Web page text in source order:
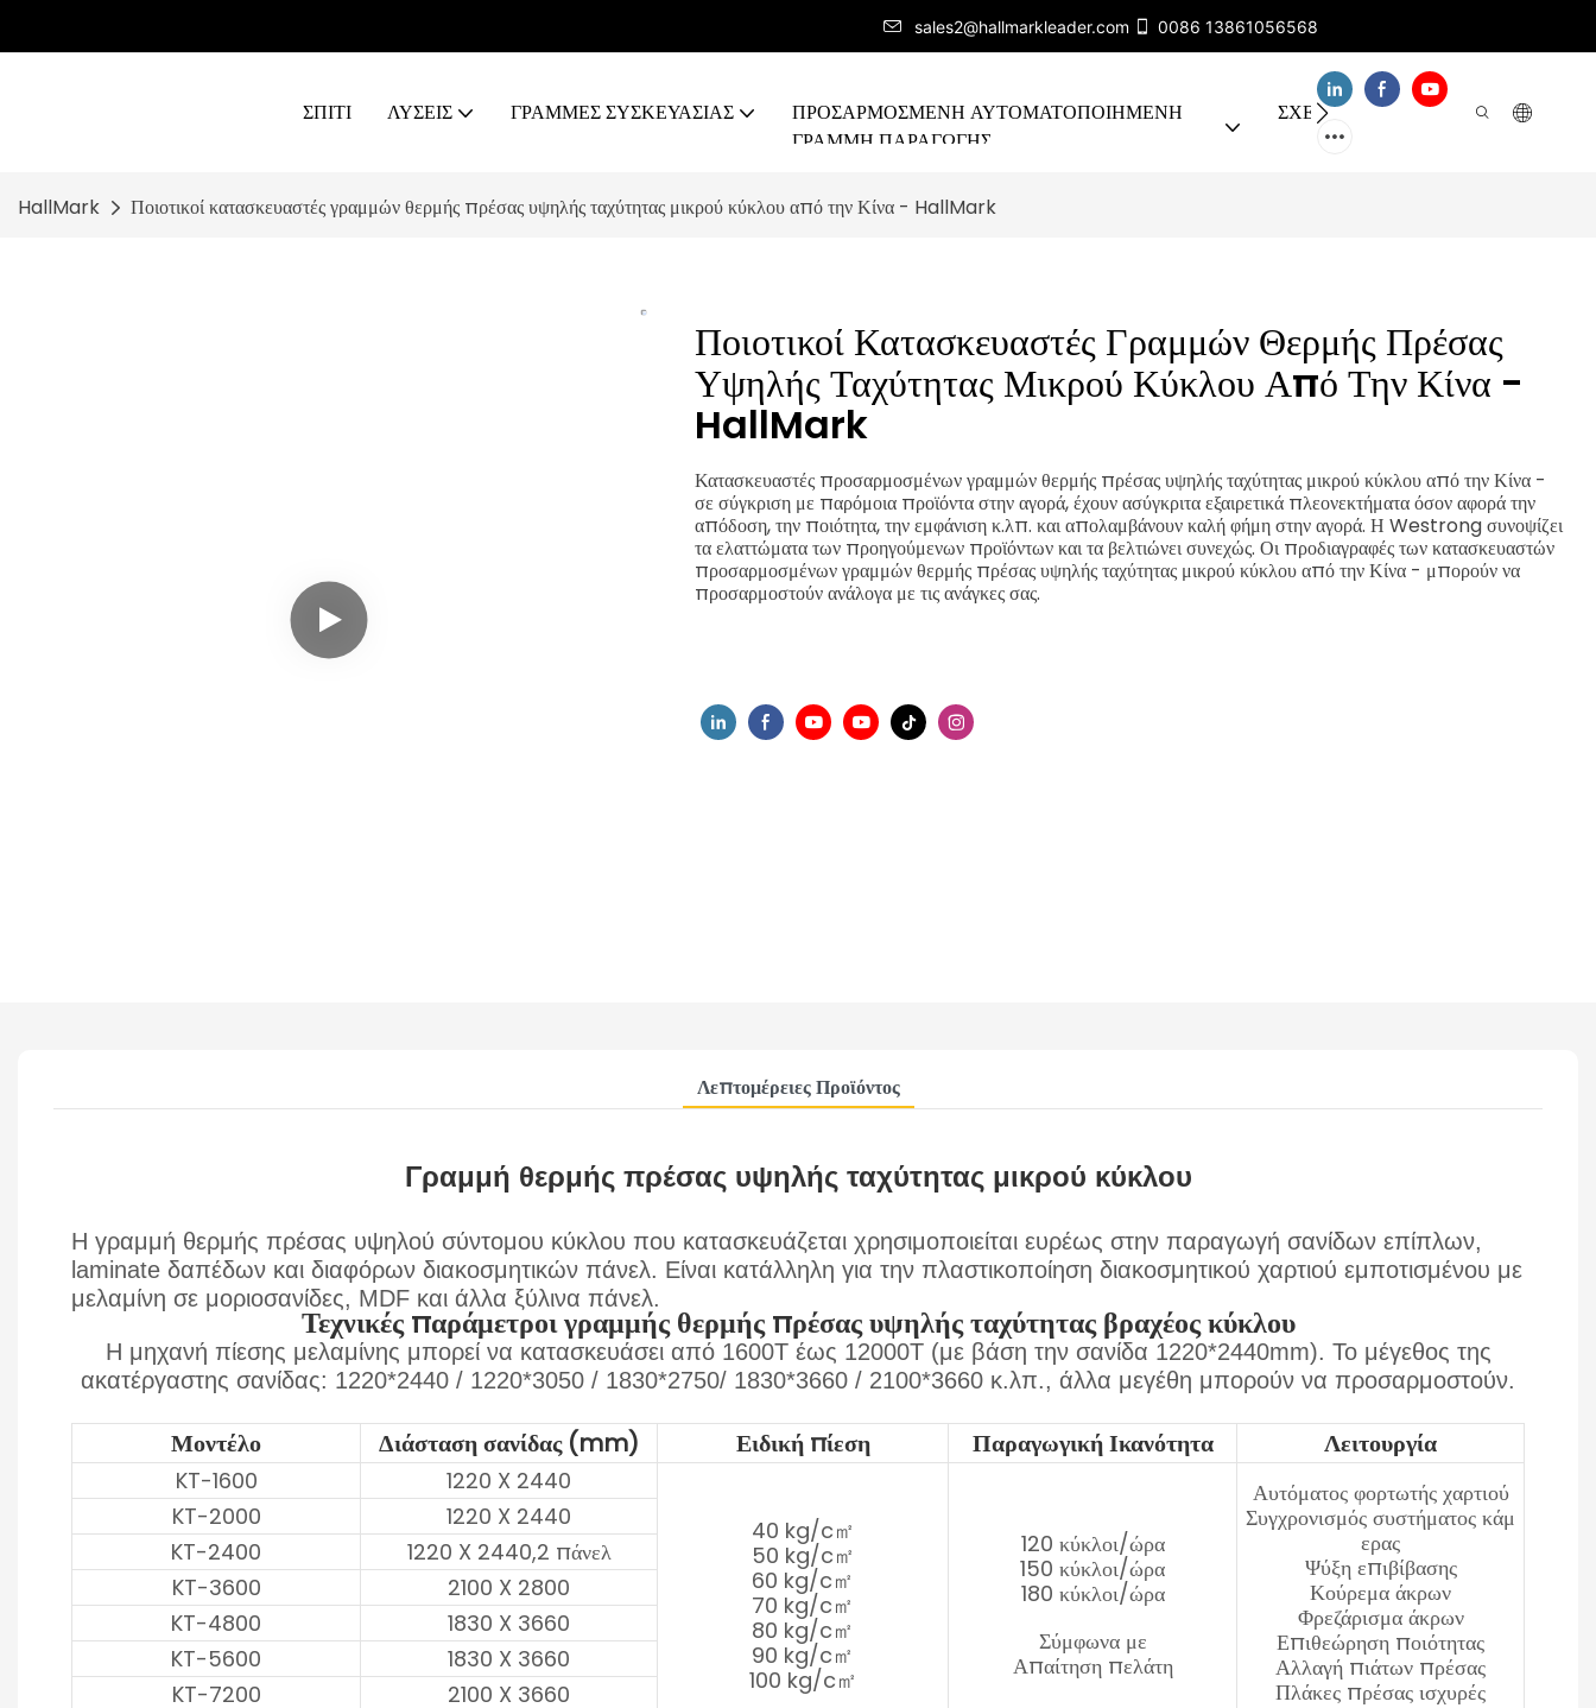
sales2@hallmarkleader.com 0086 13861056568
ΣΠΊΤΙ ΛΥΣΕΙΣ ΓΡΑΜΜΕΣ ΣΥΣΚΕΥΑΣΙΑΣ
ΠΡΟΣΑΡΜΟΣΜΈΝΗ ΑΥΤΟΜΑΤΟΠΟΙΗΜΈΝΗ
ΓΡΑΜΜΉ ΠΑΡΑΓΩΓΉΣ
ΣΧΕΤΙΚΑ ΜΕ ΕΜΑΣ
HallMark Ποιοτικοί κατασκευαστές γραμμών θερμής πρέσας υψηλής ταχύτητας μικρού κύκλου από την Κίνα - HallMark
Ποιοτικοί Κατασκευαστές Γραμμών Θερμής Πρέσας
Υψηλής Ταχύτητας Μικρού Κύκλου Από Την Κίνα -
HallMark
Κατασκευαστές προσαρμοσμένων γραμμών θερμής πρέσας υψηλής ταχύτητας μικρού κύκλου από την Κίνα -
σε σύγκριση με παρόμοια προϊόντα στην αγορά, έχουν ασύγκριτα εξαιρετικά πλεονεκτήματα όσον αφορά την
απόδοση, την ποιότητα, την εμφάνιση κ.λπ. και απολαμβάνουν καλή φήμη στην αγορά. Η Westrong συνοψίζει
τα ελαττώματα των προηγούμενων προϊόντων και τα βελτιώνει συνεχώς. Οι προδιαγραφές των κατασκευαστών
προσαρμοσμένων γραμμών θερμής πρέσας υψηλής ταχύτητας μικρού κύκλου από την Κίνα - μπορούν να
προσαρμοστούν ανάλογα με τις ανάγκες σας.
Λεπτομέρειες Προϊόντος
Γραμμή θερμής πρέσας υψηλής ταχύτητας μικρού κύκλου
Η γραμμή θερμής πρέσας υψηλού σύντομου κύκλου που κατασκευάζεται χρησιμοποιείται ευρέως στην παραγωγή σανίδων επίπλων,
laminate δαπέδων και διαφόρων διακοσμητικών πάνελ. Είναι κατάλληλη για την πλαστικοποίηση διακοσμητικού χαρτιού εμποτισμένου με
μελαμίνη σε μοριοσανίδες, MDF και άλλα ξύλινα πάνελ.
Τεχνικές παράμετροι γραμμής θερμής πρέσας υψηλής ταχύτητας βραχέος κύκλου
Η μηχανή πίεσης μελαμίνης μπορεί να κατασκευάσει από 1600T έως 12000T (με βάση την σανίδα 1220*2440mm). Το μέγεθος της
ακατέργαστης σανίδας: 1220*2440 / 1220*3050 / 1830*2750/ 1830*3660 / 2100*3660 κ.λπ., άλλα μεγέθη μπορούν να προσαρμοστούν.
Μοντέλο Διάσταση σανίδας (mm) Ειδική πίεση Παραγωγική Ικανότητα Λειτουργία
KT-1600
1220 X 2440
40 kg/c㎡
50 kg/c㎡
60 kg/c㎡
70 kg/c㎡
80 kg/c㎡
90 kg/c㎡
100 kg/c㎡
120 κύκλοι/ώρα
150 κύκλοι/ώρα
180 κύκλοι/ώρα
Σύμφωνα με
Απαίτηση πελάτη
Αυτόματος φορτωτής χαρτιού
Συγχρονισμός συστήματος κάμ
ερας
Ψύξη επιβίβασης
Κούρεμα άκρων
Φρεζάρισμα άκρων
Επιθεώρηση ποιότητας
Αλλαγή πιάτων πρέσας
Πλάκες πρέσας ισχυρές
KT-2000
1220 X 2440
KT-2400
1220 X 2440,2 πάνελ
KT-3600
2100 X 2800
KT-4800
1830 X 3660
KT-5600
1830 X 3660
KT-7200
2100 X 3660